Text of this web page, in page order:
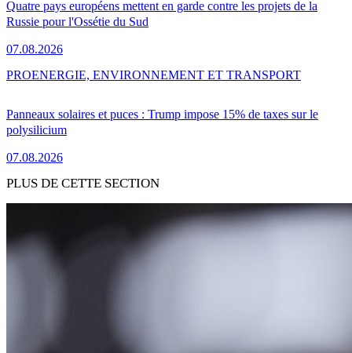
Quatre pays européens mettent en garde contre les projets de la
Russie pour l'Ossétie du Sud
07.08.2026
Panneaux solaires et puces : Trump impose 15% de taxes sur le
polysilicium
07.08.2026
PROENERGIE, ENVIRONNEMENT ET TRANSPORT
PLUS DE CETTE SECTION